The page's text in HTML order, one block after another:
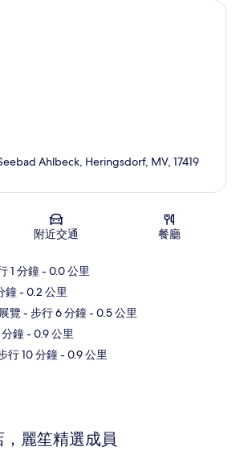
地圖
Ahlbeck, Heringsdorf, MV, 17419
附近交通 餐廳
1 分鐘- 0.0 公里
鐘- 0.2 公里
覽 - 步行 6 分鐘- 0.5 公里
鐘- 0.9 公里
行 10 分鐘- 0.9 公里
麗笙精選成員